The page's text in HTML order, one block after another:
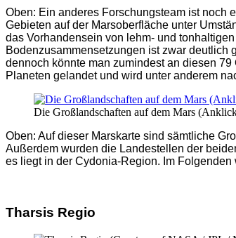
Oben: Ein anderes Forschungsteam ist noch
Gebieten auf der Marsoberfläche unter
das Vorhandensein von lehm- und
Bodenzusammensetzungen ist zwar deutlich
dennoch könnte man zumindest an diesen
Planeten gelandet und wird unter anderem
Die Großlandschaften auf dem Mars
Oben: Auf dieser Marskarte sind sämtliche
Außerdem wurden die Landestellen der
es liegt in der Cydonia-Region. Im
Tharsis Regio